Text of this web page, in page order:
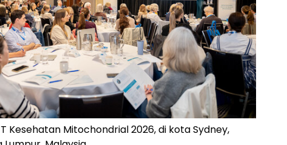
Kesehatan Mitochondrial 2026, di kota Sydney,